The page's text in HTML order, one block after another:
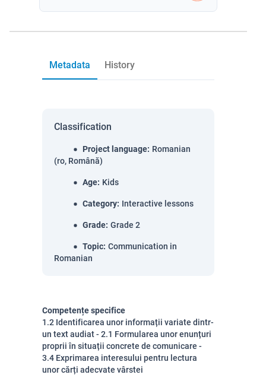
Metadata History
Classification
Project language: Romanian
(ro, Română)
Age: Kids
Category: Interactive lessons
Grade: Grade 2
Topic: Communication in
Romanian
Competențe specifice
1.2 Identificarea unor informații variate dintr-
un text audiat - 2.1 Formularea unor enunțuri
proprii în situații concrete de comunicare -
3.4 Exprimarea interesului pentru lectura
unor cărți adecvate vârstei